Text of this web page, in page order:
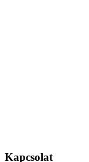
Kapcsolat